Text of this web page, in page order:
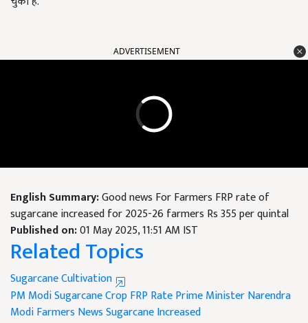
ADVERTISEMENT
English Summary:Good news For Farmers FRP rate of
sugarcane increased for 2025-26 farmers Rs 355 per quintal
Published on:01 May 2025, 11:51 AM IST
Related Topics
Sugarcane Cultivation
PM ModiSugarcane CropFRP RatePrime Minister Narendra
ModiFarmers NewsSugarcane Increased